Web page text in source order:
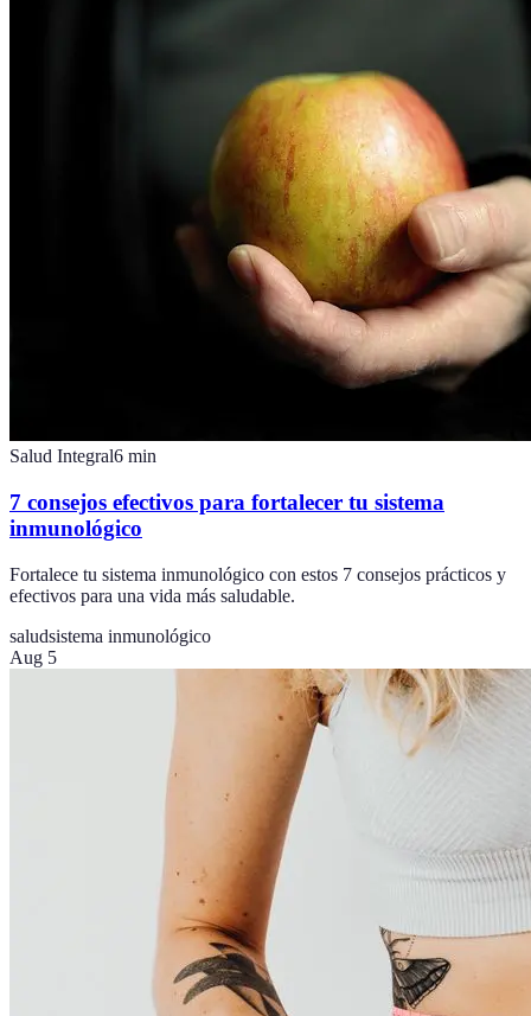
Salud Integral6 min
7 consejos efectivos para fortalecer tu sistema
inmunológico
Fortalece tu sistema inmunológico con estos 7 consejos prácticos y
efectivos para una vida más saludable.
saludsistema inmunológico
Aug 5